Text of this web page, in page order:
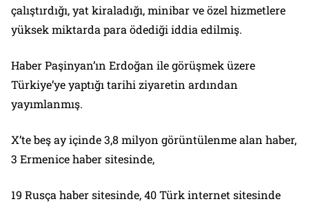
çalıştırdığı, yat kiraladığı, minibar ve özel hizmetlere
yüksek miktarda para ödediği iddia edilmiş.
Haber Paşinyan’ın Erdoğan ile görüşmek üzere
Türkiye’ye yaptığı tarihi ziyaretin ardından
yayımlanmış.
X’te beş ay içinde 3,8 milyon görüntülenme alan haber,
3 Ermenice haber sitesinde,
19 Rusça haber sitesinde, 40 Türk internet sitesinde